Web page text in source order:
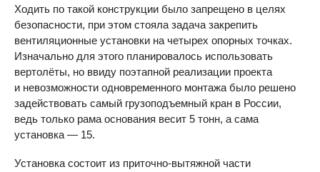
Ходить по такой конструкции было запрещено в целях
безопасности, при этом стояла задача закрепить
вентиляционные установки на четырех опорных точках.
Изначально для этого планировалось использовать
вертолёты, но ввиду поэтапной реализации проекта
и невозможности одновременного монтажа было решено
задействовать самый грузоподъемный кран в России,
ведь только рама основания весит 5 тонн, а сама
установка — 15.
Установка состоит из приточно-вытяжной части